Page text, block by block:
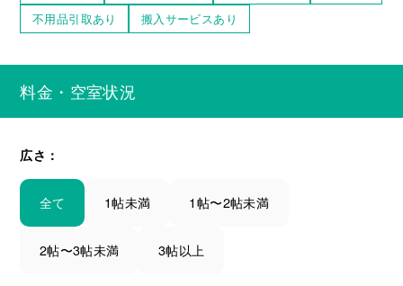
不用品引取あり
搬入サービスあり
料金・空室状況
広さ：
全て 1帖未満 1帖〜2帖未満
2帖〜3帖未満 3帖以上